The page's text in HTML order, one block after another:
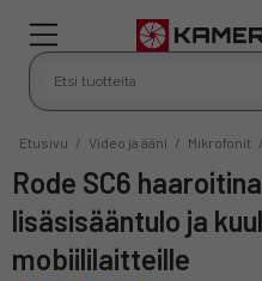
Etusivu / Video ja ääni / Mikrofonit /
Rode SC6 haaroitinadapteri -
lisäsisääntulo ja
mobiililaitteille